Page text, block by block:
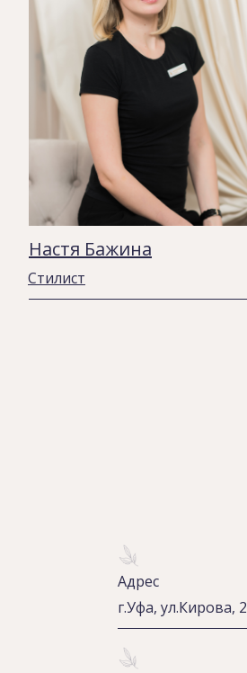
Стилист
Настя Бажина
г.Уфа, ул.Кирова,
Адрес